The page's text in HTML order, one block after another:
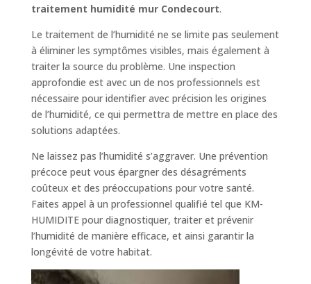
traitement humidité mur Condecourt.
Le traitement de l’humidité ne se limite pas seulement
à éliminer les symptômes visibles, mais également à
traiter la source du problème. Une inspection
approfondie est avec un de nos professionnels est
nécessaire pour identifier avec précision les origines
de l’humidité, ce qui permettra de mettre en place des
solutions adaptées.
Ne laissez pas l’humidité s’aggraver. Une prévention
précoce peut vous épargner des désagréments
coûteux et des préoccupations pour votre santé.
Faites appel à un professionnel qualifié tel que KM-
HUMIDITE pour diagnostiquer, traiter et prévenir
l’humidité de manière efficace, et ainsi garantir la
longévité de votre habitat.